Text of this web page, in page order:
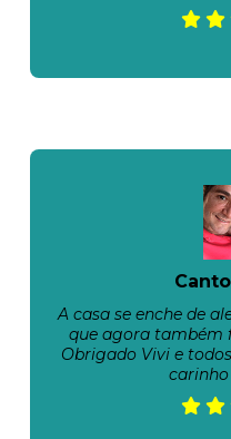
A casa se enche de
que agora também
Obrigado Vivi e